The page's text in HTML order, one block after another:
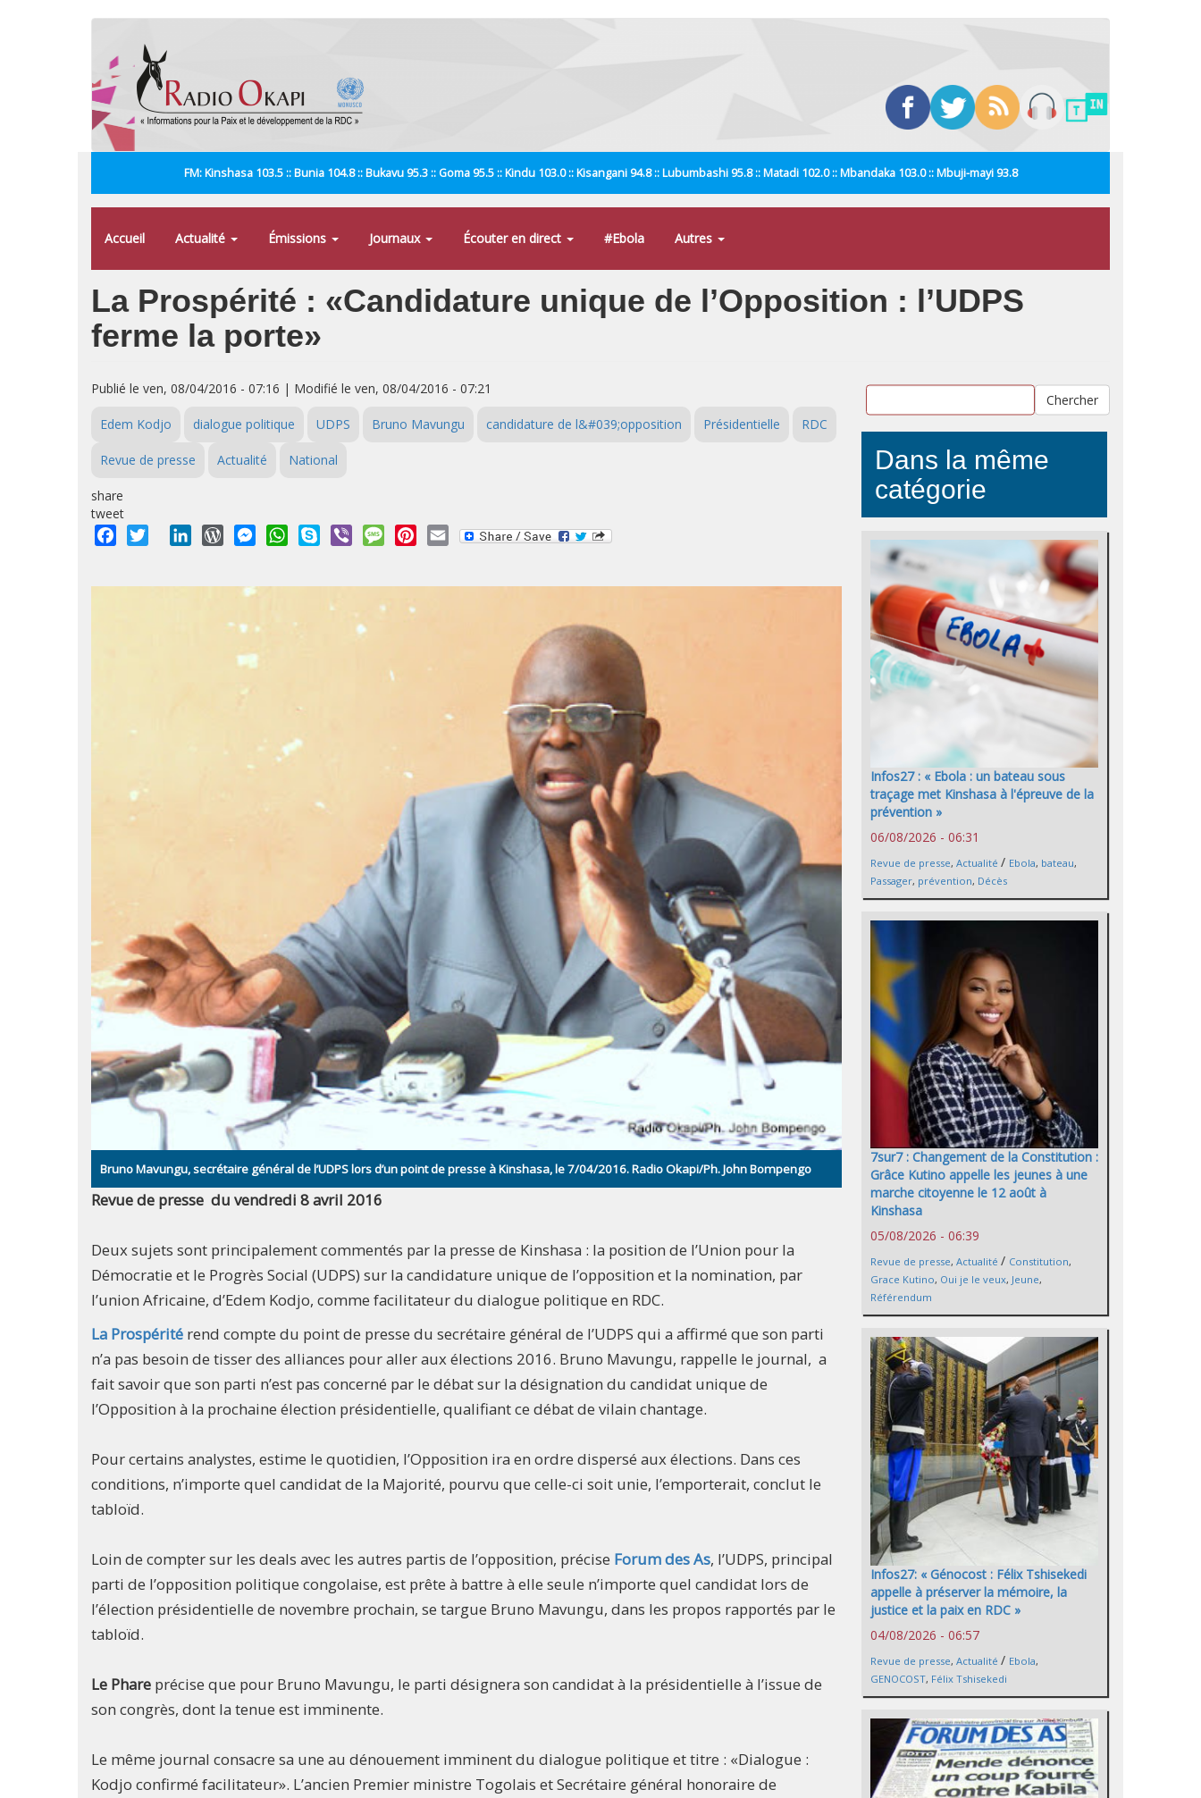
FM: Kinshasa 103.5 :: Bunia 104.8 :: Bukavu 95.3 :: Goma 95.5 :: Kindu 103.0 :: Kisangani 94.8 :: Lubumbashi 95.8 :: Matadi 102.0 :: Mbandaka 103.0 :: Mbuji-mayi 93.8
Accueil Actualité Émissions Journaux Écouter en direct #Ebola Autres
La Prospérité : «Candidature unique de l’Opposition : l’UDPS
ferme la porte»
Publié le ven, 08/04/2016 - 07:16 | Modifié le ven, 08/04/2016 - 07:21
Edem Kodjo dialogue politique UDPS Bruno Mavungu candidature de l&#039;opposition Présidentielle RDC
Revue de presse Actualité National
share
tweet
Facebook
Twitter LinkedInWordPressMessengerWhatsApp
Skype Viber MessagePinterest
Email
Bruno Mavungu, secrétaire général de l’UDPS lors d’un point de presse à Kinshasa, le 7/04/2016. Radio Okapi/Ph. John Bompengo
Revue de presse du vendredi 8 avril 2016
Deux sujets sont principalement commentés par la presse de Kinshasa : la position de l’Union pour la
Démocratie et le Progrès Social (UDPS) sur la candidature unique de l’opposition et la nomination, par
l’union Africaine, d’Edem Kodjo, comme facilitateur du dialogue politique en RDC.
La Prospérité rend compte du point de presse du secrétaire général de l’UDPS qui a affirmé que son parti
n’a pas besoin de tisser des alliances pour aller aux élections 2016. Bruno Mavungu, rappelle le journal, a
fait savoir que son parti n’est pas concerné par le débat sur la désignation du candidat unique de
l’Opposition à la prochaine élection présidentielle, qualifiant ce débat de vilain chantage.
Pour certains analystes, estime le quotidien, l’Opposition ira en ordre dispersé aux élections. Dans ces
conditions, n’importe quel candidat de la Majorité, pourvu que celle-ci soit unie, l’emporterait, conclut le
tabloïd.
Loin de compter sur les deals avec les autres partis de l’opposition, précise Forum des As, l’UDPS, principal
parti de l’opposition politique congolaise, est prête à battre à elle seule n’importe quel candidat lors de
l’élection présidentielle de novembre prochain, se targue Bruno Mavungu, dans les propos rapportés par le
tabloïd.
Le Phare précise que pour Bruno Mavungu, le parti désignera son candidat à la présidentielle à l’issue de
son congrès, dont la tenue est imminente.
Le même journal consacre sa une au dénouement imminent du dialogue politique et titre : «Dialogue :
Kodjo confirmé facilitateur». L’ancien Premier ministre Togolais et Secrétaire général honoraire de
Chercher
Dans la même
catégorie
Infos27 : « Ebola : un bateau sous
traçage met Kinshasa à l'épreuve de la
prévention »
06/08/2026 - 06:31
Revue de presse, Actualité / Ebola, bateau,
Passager, prévention, Décès
7sur7 : Changement de la Constitution :
Grâce Kutino appelle les jeunes à une
marche citoyenne le 12 août à
Kinshasa
05/08/2026 - 06:39
Revue de presse, Actualité / Constitution,
Grace Kutino, Oui je le veux, Jeune,
Référendum
Infos27: « Génocost : Félix Tshisekedi
appelle à préserver la mémoire, la
justice et la paix en RDC »
04/08/2026 - 06:57
Revue de presse, Actualité / Ebola,
GENOCOST, Félix Tshisekedi